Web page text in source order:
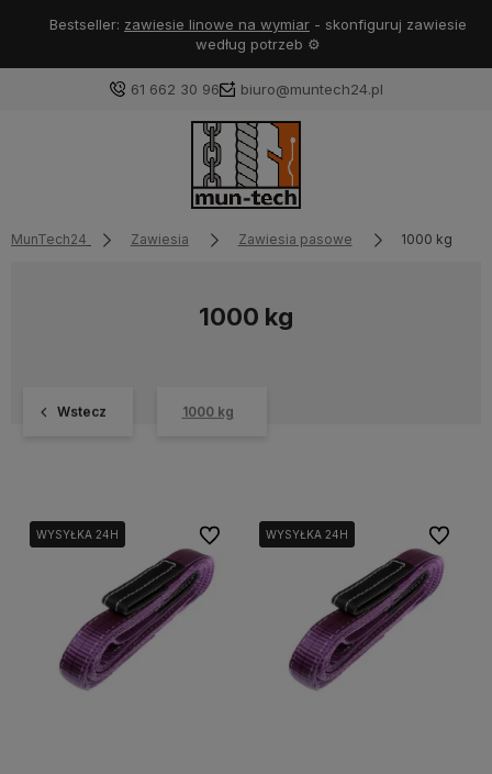
Bestseller:zawiesie linowe na wymiar- skonfiguruj zawiesie
według potrzeb ⚙️
61 662 30 96 biuro@muntech24.pl
MunTech24 Zawiesia Zawiesia pasowe 1000 kg
1000 kg
Wstecz 1000 kg
WYSYŁKA 24H
WYSYŁKA 24H Do ulubionychWYSYŁKA 24H
WYSYŁKA 24H Do